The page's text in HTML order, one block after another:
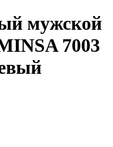
мужской
7003